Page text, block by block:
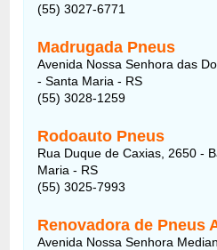
(55) 3027-6771
Madrugada Pneus
Avenida Nossa Senhora das
- Santa Maria - RS
(55) 3028-1259
Rodoauto Pneus
Rua Duque de Caxias, 2650 -
Maria - RS
(55) 3025-7993
Renovadora de Pneus
Avenida Nossa Senhora